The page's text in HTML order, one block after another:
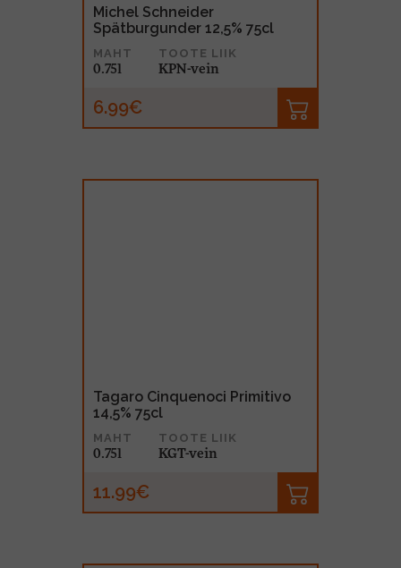
Michel Schneider
Spätburgunder 12,5% 75cl
MAHT
0.75l
TOOTE LIIK
KPN-vein
6.99€
Tagaro Cinquenoci Primitivo
14,5% 75cl
MAHT
0.75l
TOOTE LIIK
KGT-vein
11.99€